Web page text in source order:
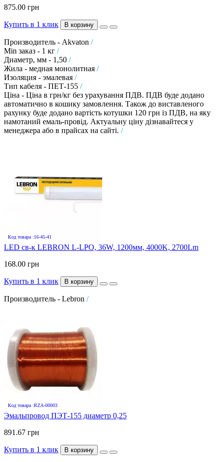
875.00 грн
Купить в 1 клик В корзину
Производитель - Akvaton /
Min заказ - 1 кг /
Диаметр, мм - 1,50 /
Жила - медная монолитная /
Изоляция - эмалевая /
Тип кабеля - ПЕТ-155 /
Ціна - Ціна в грн/кг без урахування ПДВ. ПДВ буде додано
автоматично в кошику замовлення. Також до виставленого
рахунку буде додано вартість котушки 120 грн із ПДВ, на яку
намотаний емаль-провід. Актуальну ціну дізнавайтеся у
менеджера або в прайсах на сайті. /
Код товара :16-45-41
LED св-к LEBRON L-LPO, 36W, 1200мм, 4000K, 2700Lm
168.00 грн
Купить в 1 клик В корзину
Производитель - Lebron /
Код товара :RZA-00003
Эмальпровод ПЭТ-155 диаметр 0,25
891.67 грн
Купить в 1 клик В корзину